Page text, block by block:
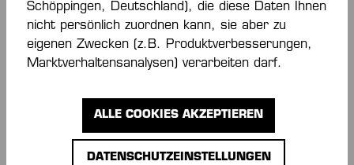
Produktgalerie überspringen
Similar Items
Schöppingen, Deutschland), die diese Daten Ihnen
nicht persönlich zuordnen kann, sie aber zu
eigenen Zwecken (z.B. Produktverbesserungen,
Marktverhaltensanalysen) verarbeiten darf.
DATENSCHUTZEINSTELLUNGEN
ALLE COOKIES AKZEPTIEREN